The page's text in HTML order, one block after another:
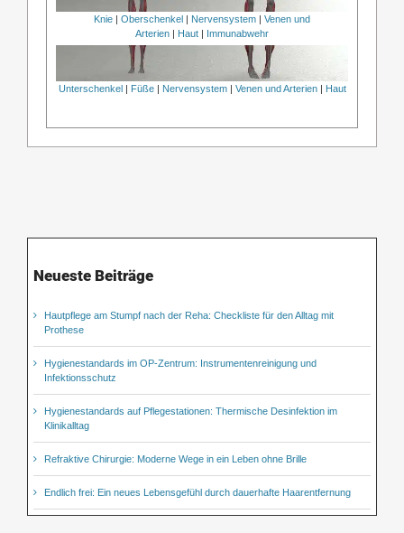
Knie Oberschenkel Nervensystem
Venen und
Arterien
Haut Immunabwehr
Unterschenkel| Füße| Nervensystem| Venen und Arterien| Haut
Neueste Beiträge
Hautpflege am Stumpf nach der Reha: Checkliste für den Alltag mit
Prothese
Hygienestandards im OP-Zentrum: Instrumentenreinigung und
Infektionsschutz
Hygienestandards auf Pflegestationen: Thermische Desinfektion im
Klinikalltag
Refraktive Chirurgie: Moderne Wege in ein Leben ohne Brille
Endlich frei: Ein neues Lebensgefühl durch dauerhafte Haarentfernung